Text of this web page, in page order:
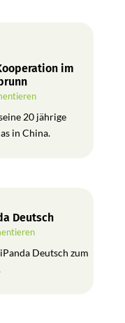
im
20 jährige
in China.
Deutsch
Deutsch zum